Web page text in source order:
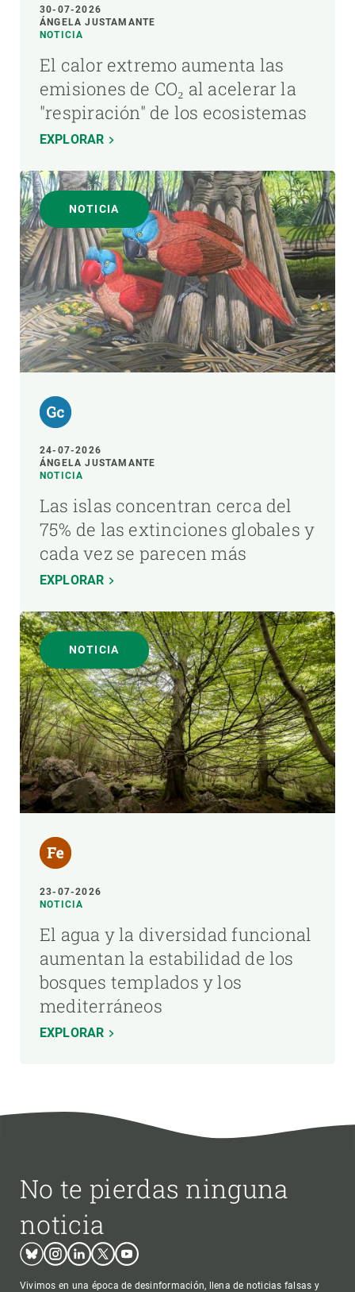
30-07-2026
ÁNGELA JUSTAMANTE
NOTICIA
El calor extremo aumenta las
emisiones de CO₂ al acelerar la
"respiración" de los ecosistemas
EXPLORAR
NOTICIA
24-07-2026
ÁNGELA JUSTAMANTE
NOTICIA
Las islas concentran cerca del
75% de las extinciones globales y
cada vez se parecen más
EXPLORAR
NOTICIA
23-07-2026
NOTICIA
El agua y la diversidad funcional
aumentan la estabilidad de los
bosques templados y los
mediterráneos
EXPLORAR
No te pierdas ninguna
noticia
BlueskyInstagram
LinkedinTwitterYoutube
Vivimos en una época de desinformación, llena de noticias falsas y